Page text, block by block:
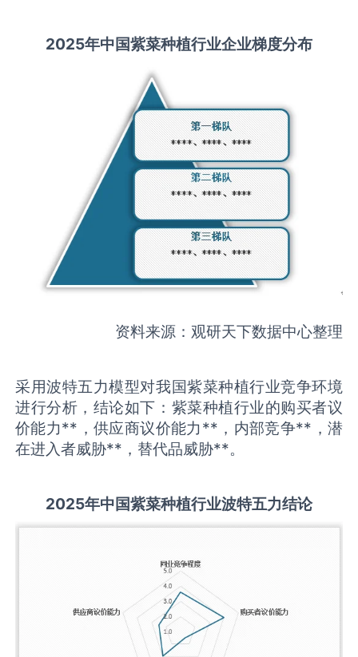
2025年中国紫菜种植行业企业梯度分布
资料来源：观研天下数据中心整理
采用波特五力模型对我国紫菜种植行业竞争环境
进行分析，结论如下：紫菜种植行业的购买者议
价能力**，供应商议价能力**，内部竞争**，潜
在进入者威胁**，替代品威胁**。
2025年中国紫菜种植行业波特五力结论